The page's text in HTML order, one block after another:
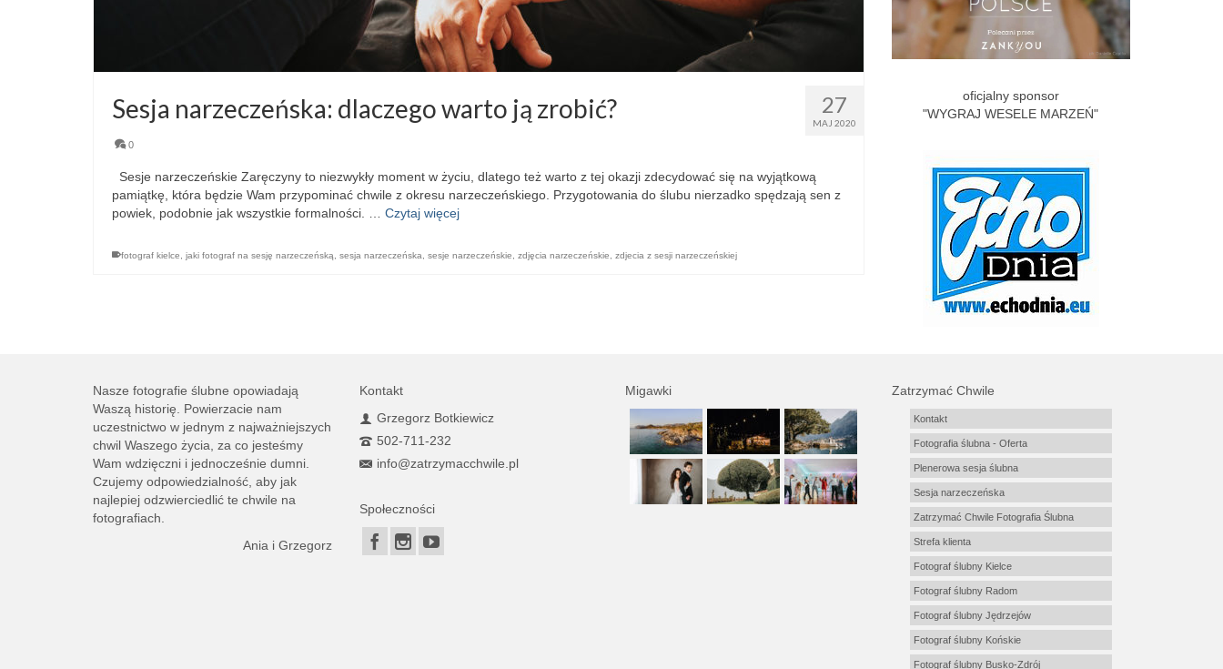
27
MAJ 2020
Sesja narzeczeńska: dlaczego warto ją zrobić?
0
Sesje narzeczeńskie Zaręczyny to niezwykły moment w życiu, dlatego też warto z tej okazji zdecydować się na wyjątkową
pamiątkę, która będzie Wam przypominać chwile z okresu narzeczeńskiego. Przygotowania do ślubu nierzadko spędzają sen z
powiek, podobnie jak wszystkie formalności. … Czytaj więcej
fotograf kielce jaki fotograf na sesję narzeczeńską sesja narzeczeńska sesje narzeczeńskie zdjęcia narzeczeńskie zdjecia z sesji narzeczeńskiej
oficjalny sponsor
"WYGRAJ WESELE MARZEŃ"
Nasze fotografie ślubne opowiadają
Waszą historię. Powierzacie nam
uczestnictwo w jednym z najważniejszych
chwil Waszego życia, za co jesteśmy
Wam wdzięczni i jednocześnie dumni.
Czujemy odpowiedzialność, aby jak
najlepiej odzwierciedlić te chwile na
fotografiach.
Ania i Grzegorz
Kontakt
Grzegorz Botkiewicz
502-711-232
info@zatrzymacchwile.pl
Społeczności
Migawki Zatrzymać Chwile
Kontakt
Fotografia ślubna - Oferta
Plenerowa sesja ślubna
Sesja narzeczeńska
Zatrzymać Chwile Fotografia Ślubna
Strefa klienta
Fotograf ślubny Kielce
Fotograf ślubny Radom
Fotograf ślubny Jędrzejów
Fotograf ślubny Końskie
Fotograf ślubny Busko-Zdrój